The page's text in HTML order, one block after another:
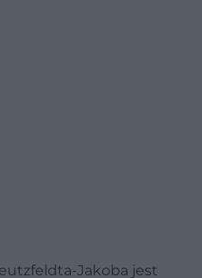
Jakoba jest